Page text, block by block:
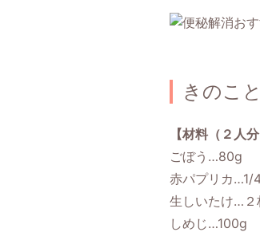
きのこ
【材料（２人分
ごぼう…80g
赤パプリカ…1/
生しいたけ…２
しめじ…100g